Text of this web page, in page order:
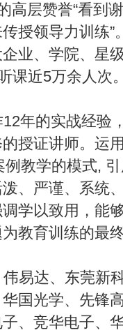
高层赞誉“看到
授领导力训练”
业、学院、星
课近5万余人次
年的实战经验
授证讲师。运
教学的模式,
、严谨、系统
学以致用，能
教育训练的最
易达、东莞新
国光学、先锋
、竞华电子、